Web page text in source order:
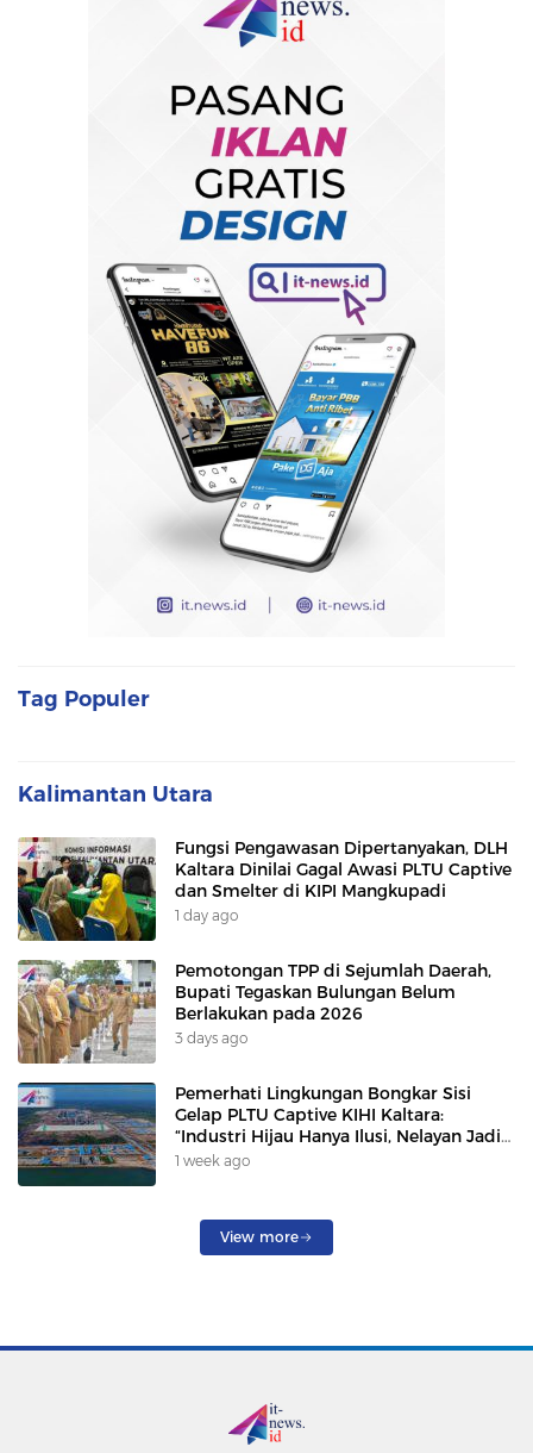
Tag Populer
Kalimantan Utara
Fungsi Pengawasan Dipertanyakan, DLH
Kaltara Dinilai Gagal Awasi PLTU Captive
dan Smelter di KIPI Mangkupadi
1 day ago
Pemotongan TPP di Sejumlah Daerah,
Bupati Tegaskan Bulungan Belum
Berlakukan pada 2026
3 days ago
Pemerhati Lingkungan Bongkar Sisi
Gelap PLTU Captive KIHI Kaltara:
“Industri Hijau Hanya Ilusi, Nelayan Jadi
Korban”
1 week ago
View more